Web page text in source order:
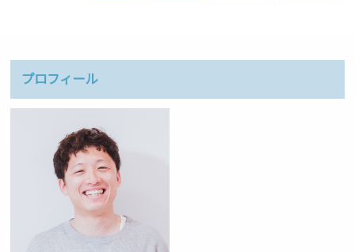
プロフィール